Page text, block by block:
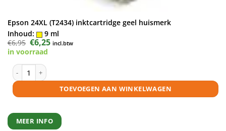
Epson 24XL (T2434) inktcartridge geel huismerk
Inhoud:
9 ml
€6,95 Oorspronkelijke
prijs
was:
€6,25Huidige
prijs
incl.btw
in voorraad
Epson 24XL (T2434) inktcartridge geel huismerk aantal
TOEVOEGEN AAN WINKELWAGEN
MEER INFO